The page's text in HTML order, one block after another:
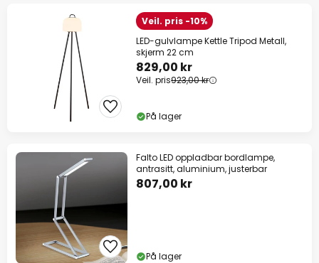
Veil. pris -10%
LED-gulvlampe Kettle Tripod Metall,
skjerm 22 cm
829,00 kr
Veil. pris923,00 kr
På lager
Falto LED oppladbar bordlampe,
antrasitt, aluminium, justerbar
807,00 kr
På lager